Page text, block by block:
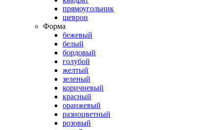
прямоугольник
шеврон
Форма
бежевый
белый
бордовый
голубой
желтый
зеленый
коричневый
красный
оранжевый
разноцветный
розовый